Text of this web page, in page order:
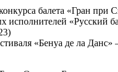
балета «Гран при
исполнителей «Русский
«Бенуа де ла